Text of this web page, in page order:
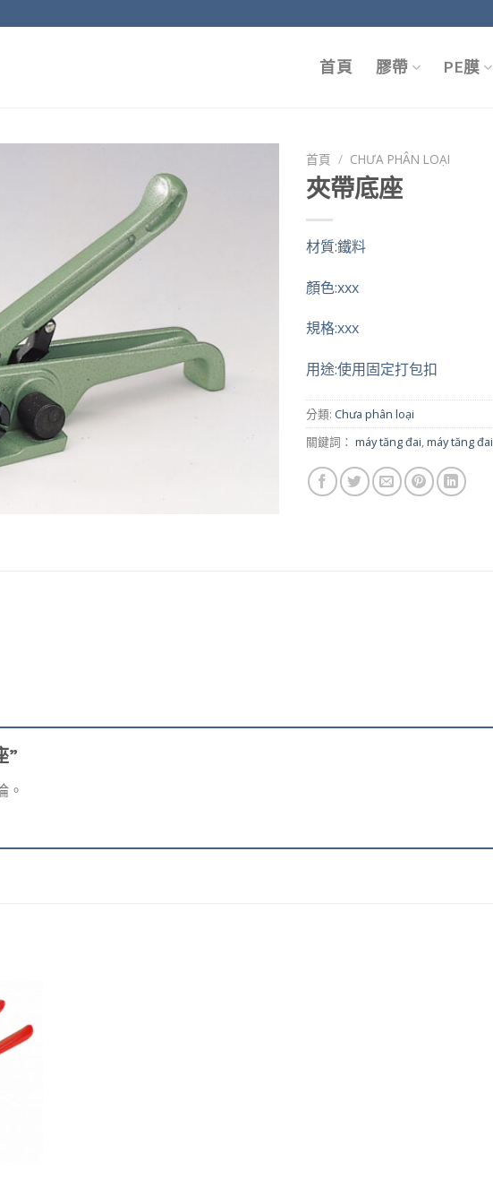
首頁 膠帶 PE膜
首頁 / CHƯA PHÂN LOẠI
夾帶底座
材質:鐵料
顏色:xxx
規格:xxx
用途:使用固定打包扣
分類: Chưa phân loại
關鍵詞： máy tăng đai,máy tăng
”
。